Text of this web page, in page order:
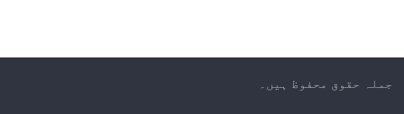
جملہ حقوق محفوظ ہیں۔